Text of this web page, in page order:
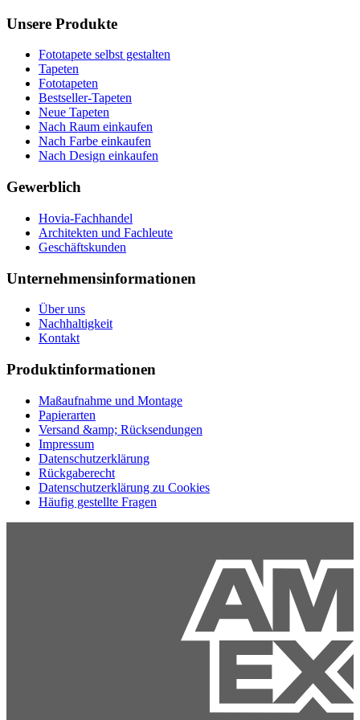
Unsere Produkte
Fototapete selbst gestalten
Tapeten
Fototapeten
Bestseller-Tapeten
Neue Tapeten
Nach Raum einkaufen
Nach Farbe einkaufen
Nach Design einkaufen
Gewerblich
Hovia-Fachhandel
Architekten und Fachleute
Geschäftskunden
Unternehmensinformationen
Über uns
Nachhaltigkeit
Kontakt
Produktinformationen
Maßaufnahme und Montage
Papierarten
Versand &amp; Rücksendungen
Impressum
Datenschutzerklärung
Rückgaberecht
Datenschutzerklärung zu Cookies
Häufig gestellte Fragen